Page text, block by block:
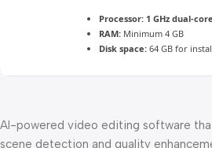
Processor: 1 GHz dual-
RAM: Minimum 4 GB
Disk space: 64 GB for
AI-powered video editing software
scene detection and quality